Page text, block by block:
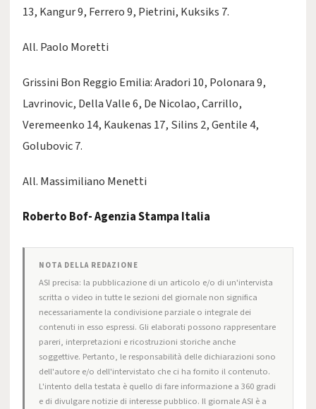
13, Kangur 9, Ferrero 9, Pietrini, Kuksiks 7.
All. Paolo Moretti
Grissini Bon Reggio Emilia: Aradori 10, Polonara 9,
Lavrinovic, Della Valle 6, De Nicolao, Carrillo,
Veremeenko 14, Kaukenas 17, Silins 2, Gentile 4,
Golubovic 7.
All. Massimiliano Menetti
Roberto Bof- Agenzia Stampa Italia
NOTA DELLA REDAZIONE
ASI precisa: la pubblicazione di un articolo e/o di un'intervista
scritta o video in tutte le sezioni del giornale non significa
necessariamente la condivisione parziale o integrale dei
contenuti in esso espressi. Gli elaborati possono rappresentare
pareri, interpretazioni e ricostruzioni storiche anche
soggettive. Pertanto, le responsabilità delle dichiarazioni sono
dell'autore e/o dell'intervistato che ci ha fornito il contenuto.
L'intento della testata è quello di fare informazione a 360 gradi
e di divulgare notizie di interesse pubblico. Il giornale ASI è a